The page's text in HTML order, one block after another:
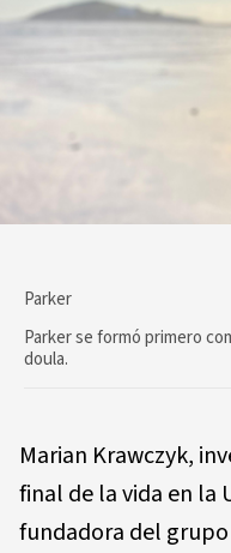
Parker
Parker se formó primero
doula.
Marian Krawczyk,
final de la vida en la
fundadora del grupo